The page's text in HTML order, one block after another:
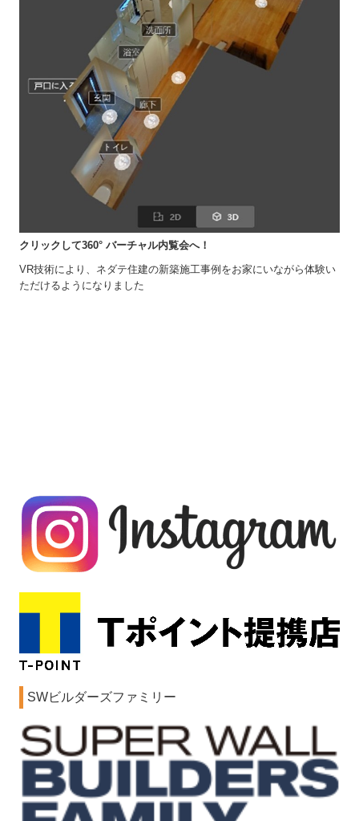
クリックして360° バーチャル内覧会へ！
VR技術により、ネダテ住建の新築施工事例をお家にいながら体験い
ただけるようになりました
SWビルダーズファミリー